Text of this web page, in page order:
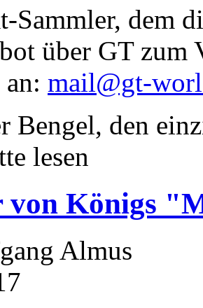
Sammler, dem
über GT zum
mail@gt-
Bengel, den
lesen
von Königs
Almus